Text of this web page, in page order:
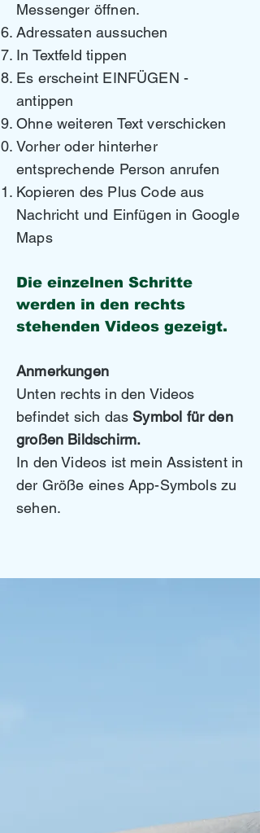
Messenger öffnen.
Adressaten aussuchen
In Textfeld tippen
Es erscheint EINFÜGEN -
antippen
Ohne weiteren Text verschicken
Vorher oder hinterher
entsprechende Person anrufen
Kopieren des Plus Code aus
Nachricht und Einfügen in Google
Maps
Die einzelnen Schritte
werden in den rechts
stehenden Videos gezeigt.
Anmerkungen
Unten rechts in den Videos
befindet sich das Symbol für den
großen Bildschirm.
In den Videos ist mein Assistent in
der Größe eines App-Symbols zu
sehen.